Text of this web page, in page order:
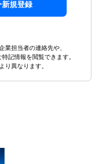
新規登録
業担当者の連絡先や、
記情報を閲覧できます。
り異なります。